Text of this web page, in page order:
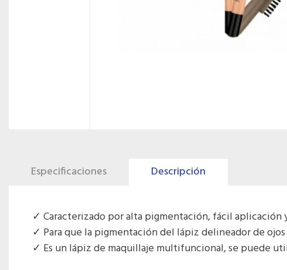
Especificaciones Descripción
Caracterizado por alta pigmentación, fácil aplicación
Para que la pigmentación del lápiz delineador de
Es un lápiz de maquillaje multifuncional, se puede